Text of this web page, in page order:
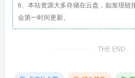
6、本站资源大多存储在云盘，如发现链
会第一时间更新。
THE END